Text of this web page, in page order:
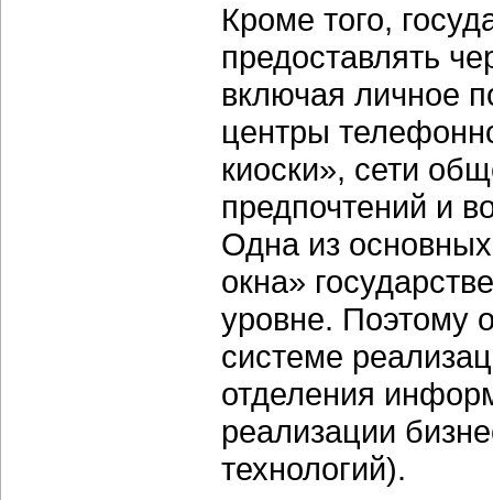
Кроме того,
предоставлять
включая личное
центры
киоски», сети
предпочтений и
Одна из
окна»
уровне. Поэтому
системе
отделения
реализации
технологий).